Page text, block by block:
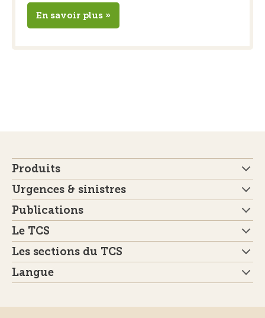
En savoir plus »
Produits
Urgences & sinistres
Publications
Le TCS
Les sections du TCS
Langue